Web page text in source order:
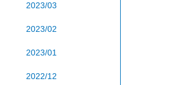
2023/03
2023/02
2023/01
2022/12